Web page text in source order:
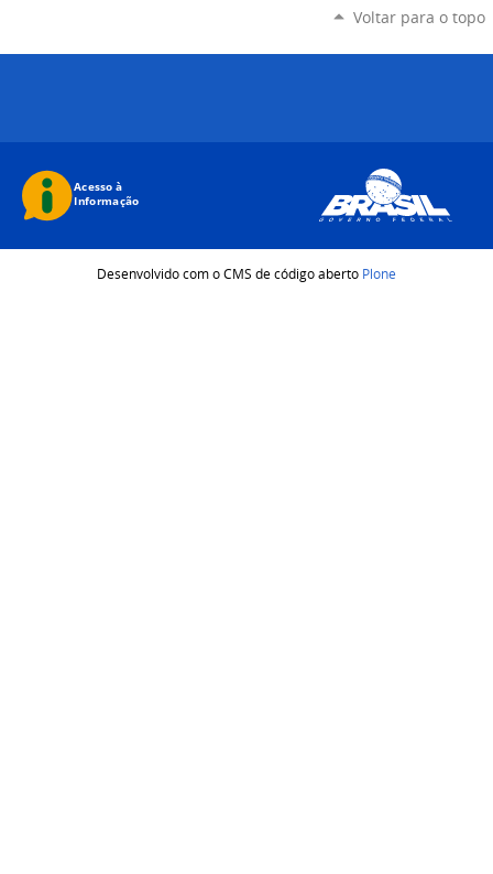
Voltar para o topo
Desenvolvido com o CMS de código aberto Plone